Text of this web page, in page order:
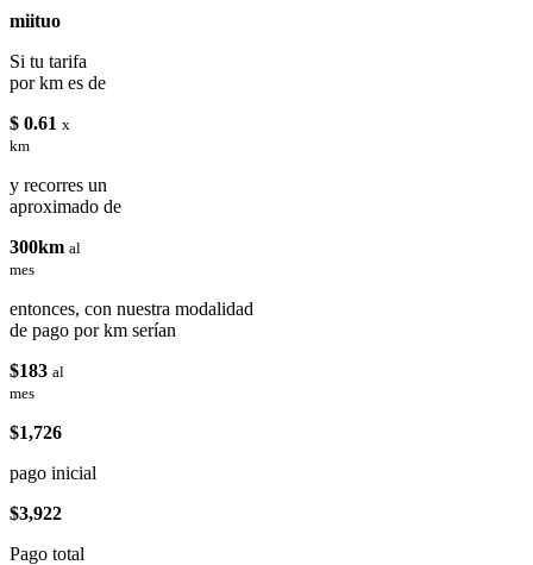
miituo
Si tu tarifa
por km es de
$ 0.61 x
km
y recorres un
aproximado de
300km al
mes
entonces, con nuestra modalidad
de pago por km serían
$183 al
mes
$1,726
pago inicial
$3,922
Pago total